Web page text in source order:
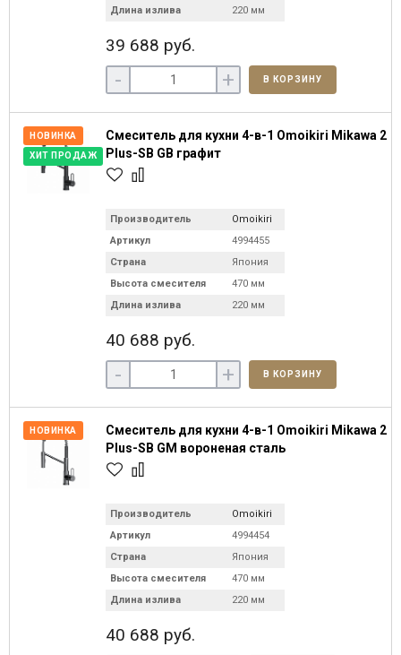
Длина излива
220 мм
39 688 руб.
- + В КОРЗИНУ
НОВИНКА
ХИТ ПРОДАЖ
Смеситель для кухни 4-в-1 Omoikiri Mikawa 2
Plus-SB GB графит
Производитель
Omoikiri
Артикул
4994455
Страна
Япония
Высота смесителя
470 мм
Длина излива
220 мм
40 688 руб.
- + В КОРЗИНУ
НОВИНКА
Смеситель для кухни 4-в-1 Omoikiri Mikawa 2
Plus-SB GM вороненая сталь
Производитель
Omoikiri
Артикул
4994454
Страна
Япония
Высота смесителя
470 мм
Длина излива
220 мм
40 688 руб.